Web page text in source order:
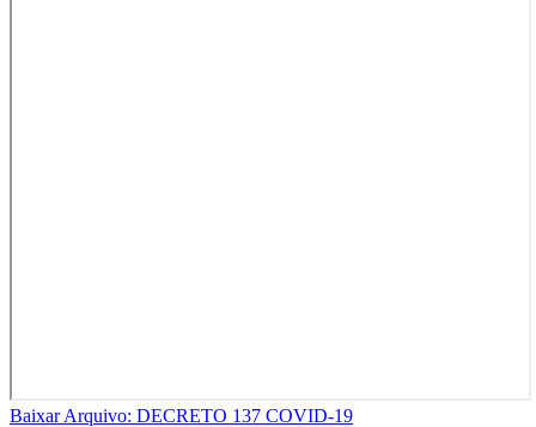
Baixar Arquivo: DECRETO 137 COVID-19